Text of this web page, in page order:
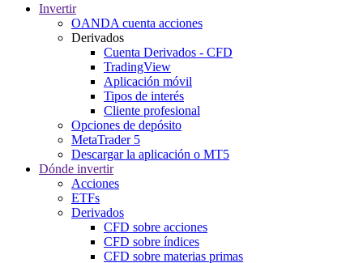
Invertir
OANDA cuenta acciones
Derivados
Cuenta Derivados - CFD
TradingView
Aplicación móvil
Tipos de interés
Cliente profesional
Opciones de depósito
MetaTrader 5
Descargar la aplicación o MT5
Dónde invertir
Acciones
ETFs
Derivados
CFD sobre acciones
CFD sobre índices
CFD sobre materias primas